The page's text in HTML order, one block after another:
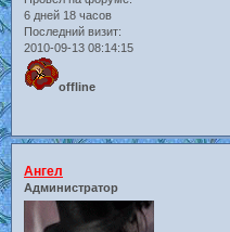
6 дней 18 часов
Последний визит:
2010-09-13 08:14:15
offline
Ангел
Администратор